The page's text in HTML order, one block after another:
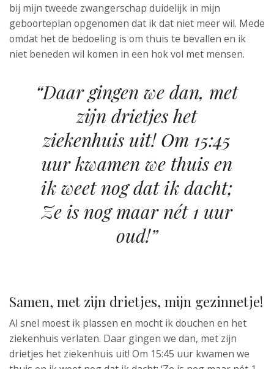
bij mijn tweede zwangerschap duidelijk in mijn
geboorteplan opgenomen dat ik dat niet meer wil. Mede
omdat het de bedoeling is om thuis te bevallen en ik
niet beneden wil komen in een hok vol met mensen.
“Daar gingen we dan, met
zijn drietjes het
ziekenhuis uit! Om 15:45
uur kwamen we thuis en
ik weet nog dat ik dacht;
Ze is nog maar nét 1 uur
oud!”
Samen, met zijn drietjes, mijn gezinnetje!
Al snel moest ik plassen en mocht ik douchen en het
ziekenhuis verlaten. Daar gingen we dan, met zijn
drietjes het ziekenhuis uit! Om 15:45 uur kwamen we